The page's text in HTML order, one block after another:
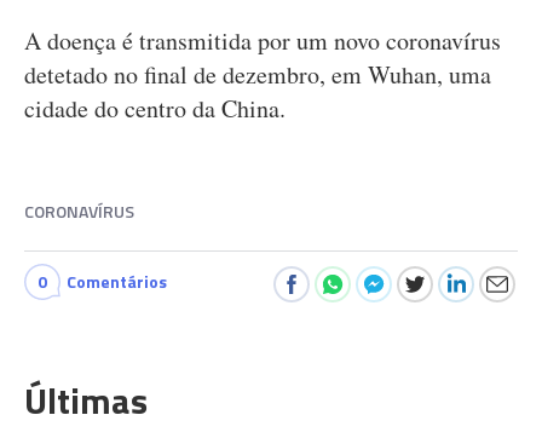
A doença é transmitida por um novo coronavírus
detetado no final de dezembro, em Wuhan, uma
cidade do centro da China.
CORONAVÍRUS
0 Comentários
Últimas